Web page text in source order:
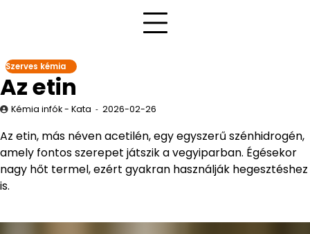
Szerves kémia
Az etin
Kémia infók - Kata 2026-02-26
Az etin, más néven acetilén, egy egyszerű szénhidrogén,
amely fontos szerepet játszik a vegyiparban. Égésekor
nagy hőt termel, ezért gyakran használják hegesztéshez
is.